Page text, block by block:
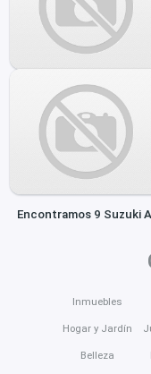
Encontramos 9 Suzuki
Inmuebles
Hogar y Jardín
Belleza